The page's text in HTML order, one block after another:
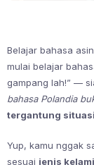
Belajar bahasa
mulai belajar
gampang lah!” —
bahasa Polandia
tergantung
Yup, kamu nggak
sesuai jenis